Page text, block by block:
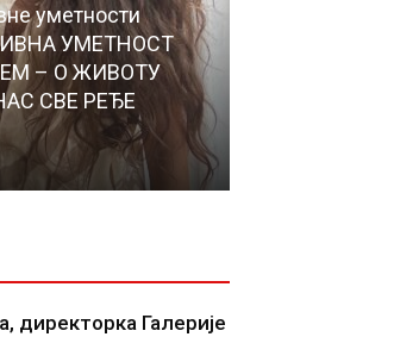
уметности
УМЕТНОСТ
– О ЖИВОТУ
СВЕ РЕЂЕ
директорка Галерије